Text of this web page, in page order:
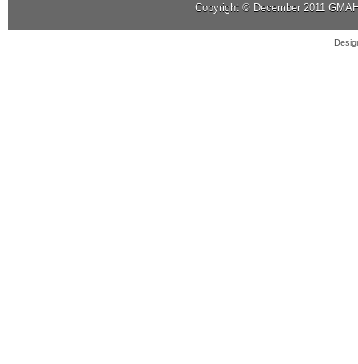
Copyright © December 2011